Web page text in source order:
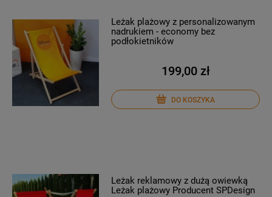
Leżak plażowy z personalizowanym
nadrukiem - economy bez
podłokietników
199,00 zł
DO KOSZYKA
Leżak reklamowy z dużą owiewką
Leżak plażowy Producent SPDesign